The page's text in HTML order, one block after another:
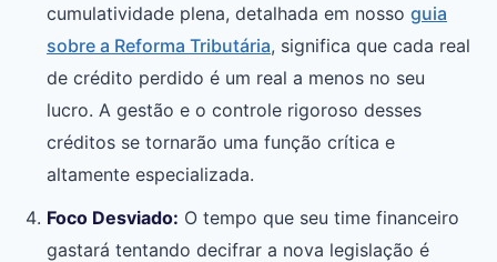
cumulatividade plena, detalhada em nosso guia
sobre a Reforma Tributária, significa que cada real
de crédito perdido é um real a menos no seu
lucro. A gestão e o controle rigoroso desses
créditos se tornarão uma função crítica e
altamente especializada.
Foco Desviado: O tempo que seu time financeiro
gastará tentando decifrar a nova legislação é